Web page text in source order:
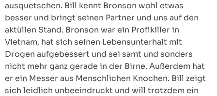
ausquetschen. Bill kennt Bronson wohl etwas
besser und bringt seinen Partner und uns auf den
aktüllen Stand. Bronson war ein Profikiller in
Vietnam, hat sich seinen Lebensunterhalt mit
Drogen aufgebessert und sei samt und sonders
nicht mehr ganz gerade in der Birne. Außerdem hat
er ein Messer aus Menschlichen Knochen. Bill zeigt
sich leidlich unbeeindruckt und will trotzdem ein